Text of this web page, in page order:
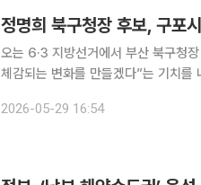
오는 6·3 지방선거에서 부산 북구청
체감되는 변화를 만들겠다”는 기치를
인 이미지를 갖고 있다는 평가를 받
2026-05-29 16:54